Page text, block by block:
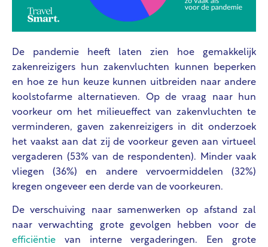
De pandemie heeft laten zien hoe gemakkelijk
zakenreizigers hun zakenvluchten kunnen beperken
en hoe ze hun keuze kunnen uitbreiden naar andere
koolstofarme alternatieven. Op de vraag naar hun
voorkeur om het milieueffect van zakenvluchten te
verminderen, gaven zakenreizigers in dit onderzoek
het vaakst aan dat zij de voorkeur geven aan virtueel
vergaderen (53% van de respondenten). Minder vaak
vliegen (36%) en andere vervoermiddelen (32%)
kregen ongeveer een derde van de voorkeuren.
De verschuiving naar samenwerken op afstand zal
naar verwachting grote gevolgen hebben voor de
efficiëntie van interne vergaderingen. Een grote